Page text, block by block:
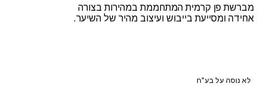
מברשת פן קרמית המתחממת במהירות בצורה
אחידה ומסייעת בייבוש ועיצוב מהיר של השיער.
לא נוסה על בע"ח